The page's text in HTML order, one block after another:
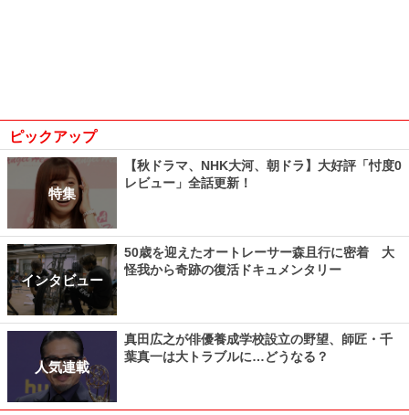
ピックアップ
特集
【秋ドラマ、NHK大河、朝ドラ】大好評「忖度0
レビュー」全話更新！
インタビュー
50歳を迎えたオートレーサー森且行に密着 大
怪我から奇跡の復活ドキュメンタリー
人気連載
真田広之が俳優養成学校設立の野望、師匠・千
葉真一は大トラブルに…どうなる？